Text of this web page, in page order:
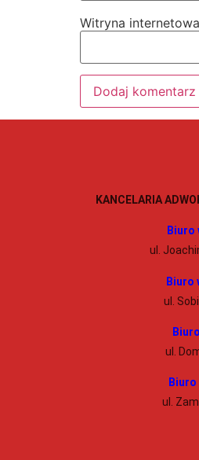
Witryna internetowa
KANCELARIA
Biuro
ul.
Biuro
ul.
ul.
ul.